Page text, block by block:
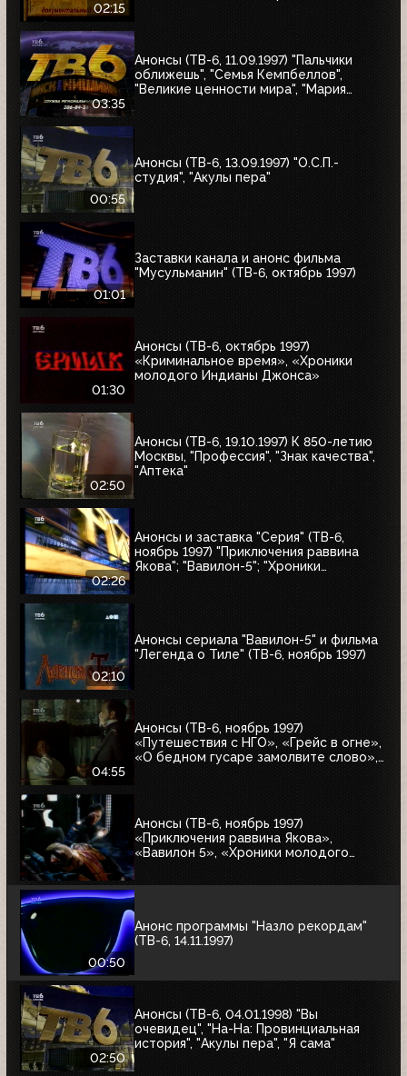
02:15
03:35
Анонсы (ТВ-6, 11.09.1997) "Пальчики
оближешь", "Семья Кемпбеллов",
"Великие ценности мира", "Мария
00:55
Анонсы (ТВ-6, 13.09.1997) "О.С.П.-
студия", "Акулы пера"
01:01
Заставки канала и анонс фильма
"Мусульманин" (ТВ-6, октябрь 1997)
01:30
Анонсы (ТВ-6, октябрь 1997)
«Криминальное время», «Хроники
молодого Индианы Джонса»
02:50
Анонсы (ТВ-6, 19.10.1997) К 850-летию
Москвы, "Профессия", "Знак качества",
"Аптека"
02:26
Анонсы и заставка "Серия" (ТВ-6,
ноябрь 1997) "Приключения раввина
Якова"; "Вавилон-5"; "Хроники
02:10
Анонсы сериала "Вавилон-5" и фильма
"Легенда о Тиле" (ТВ-6, ноябрь 1997)
04:55
Анонсы (ТВ-6, ноябрь 1997)
«Путешествия с НГО», «Грейс в огне»,
«О бедном гусаре замолвите слово»,
Анонсы (ТВ-6, ноябрь 1997)
«Приключения раввина Якова»,
«Вавилон 5», «Хроники молодого
00:50
Анонс программы "Назло рекордам"
(ТВ-6, 14.11.1997)
02:50
Анонсы (ТВ-6, 04.01.1998) "Вы
очевидец", "На-На: Провинциальная
история", "Акулы пера", "Я сама"